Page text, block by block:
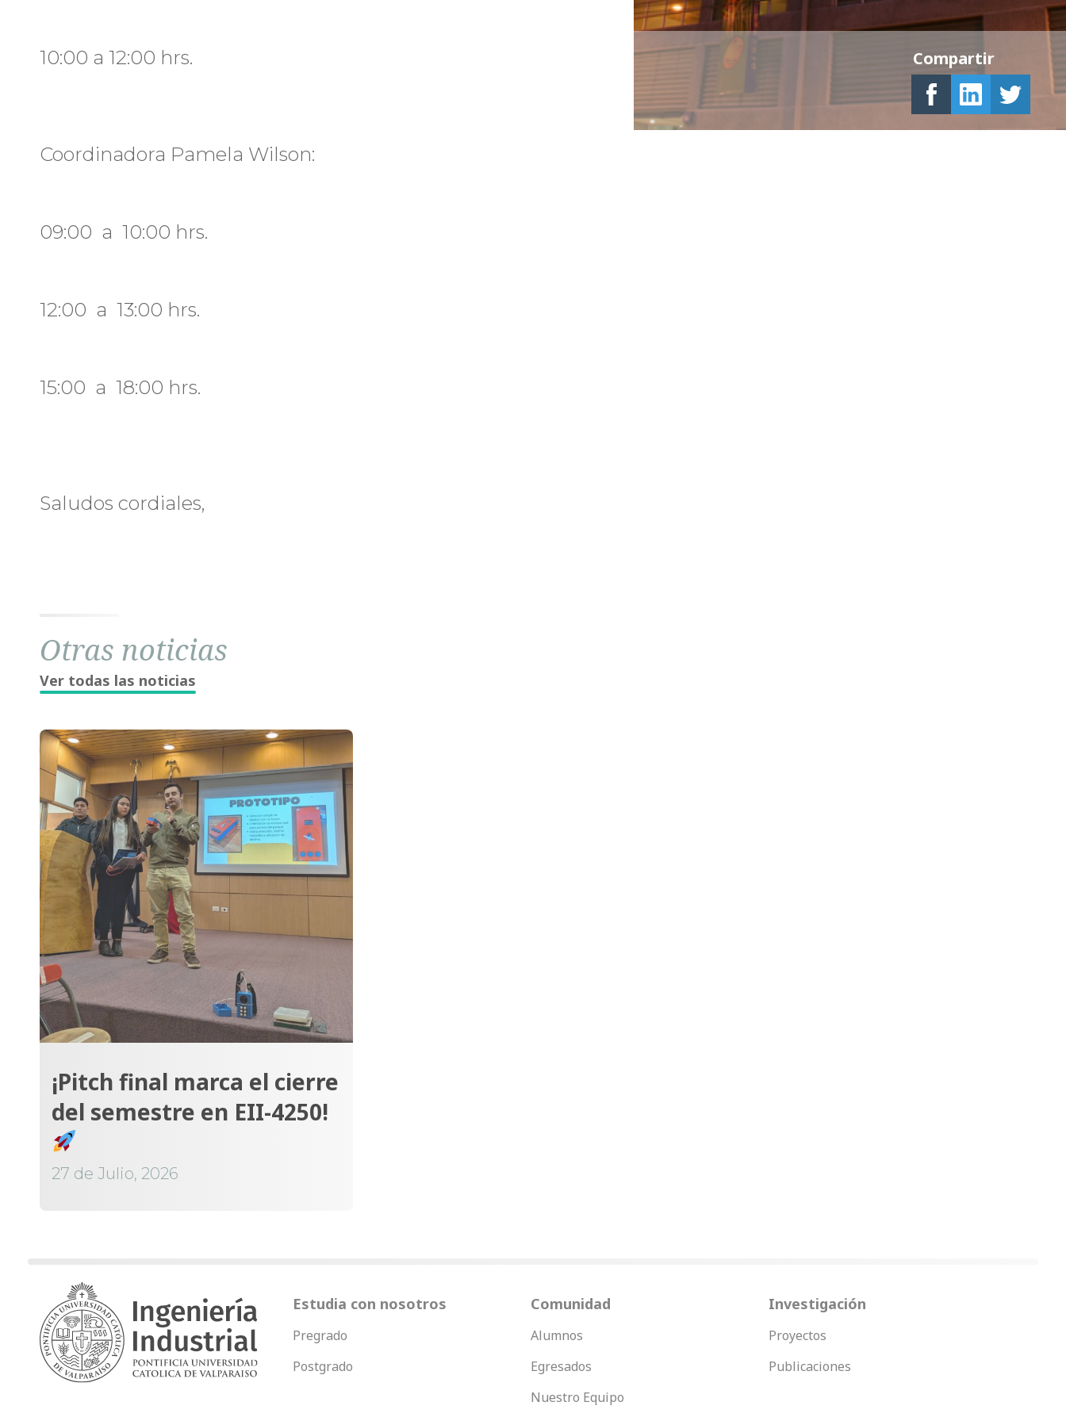
10:00 a 12:00 hrs.
Coordinadora Pamela Wilson:
09:00 a 10:00 hrs.
12:00 a 13:00 hrs.
15:00 a 18:00 hrs.
Saludos cordiales,
Compartir
Otras noticias
Ver todas las noticias
¡Pitch final marca el cierre
del semestre en EII-4250!
27 de Julio, 2026
Estudia con nosotros
Pregrado
Postgrado
Comunidad
Alumnos
Egresados
Nuestro Equipo
Investigación
Proyectos
Publicaciones